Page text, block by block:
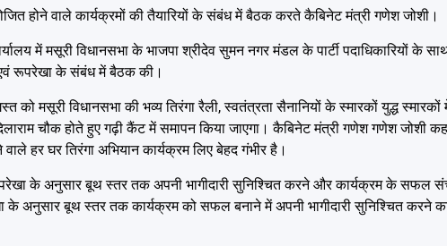
होने वाले कार्यक्रमों की तैयारियों के संबंध में बैठक करते कैबिनेट मंत्री गणेश जोशी।
में मसूरी विधानसभा के भाजपा श्रीदेव सुमन नगर मंडल के पार्टी पदाधिकारियों के
एवं रूपरेखा के संबंध में बैठक की।
को मसूरी विधानसभा की भव्य तिरंगा रैली, स्वतंत्रता सैनानियों के स्मारकों युद्ध स्मारकों
चौक होते हुए गढ़ी कैंट में समापन किया जाएगा। कैबिनेट मंत्री गणेश गणेश जोशी
हर घर तिरंगा अभियान कार्यक्रम लिए बेहद गंभीर है।
के अनुसार बूथ स्तर तक अपनी भागीदारी सुनिश्चित करने और कार्यक्रम के सफल
अनुसार बूथ स्तर तक कार्यक्रम को सफल बनाने में अपनी भागीदारी सुनिश्चित करने का